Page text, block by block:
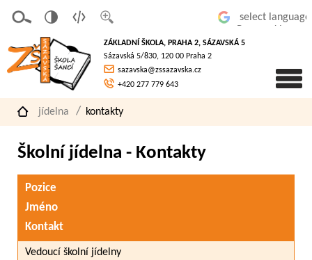
písmo
á
verze
pro
slaboz
raké
ZÁKLADNÍ ŠKOLA, PRAHA 2, SÁZAVSKÁ 5
Sázavská 5/830, 120 00 Praha 2
sazavska@zssazavska.cz
+420 277 779 643
jídelna kontakty
Školní jídelna - Kontakty
Pozice
Jméno
Kontakt
Vedoucí školní jídelny